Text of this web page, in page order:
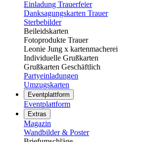
Einladung Trauerfeier
Danksagungskarten Trauer
Sterbebilder
Beileidskarten
Fotoprodukte Trauer
Leonie Jung x kartenmacherei
Individuelle Grußkarten
Grußkarten Geschäftlich
Partyeinladungen
Umzugskarten
Eventplattform
Eventplattform
Extras
Magazin
Wandbilder & Poster